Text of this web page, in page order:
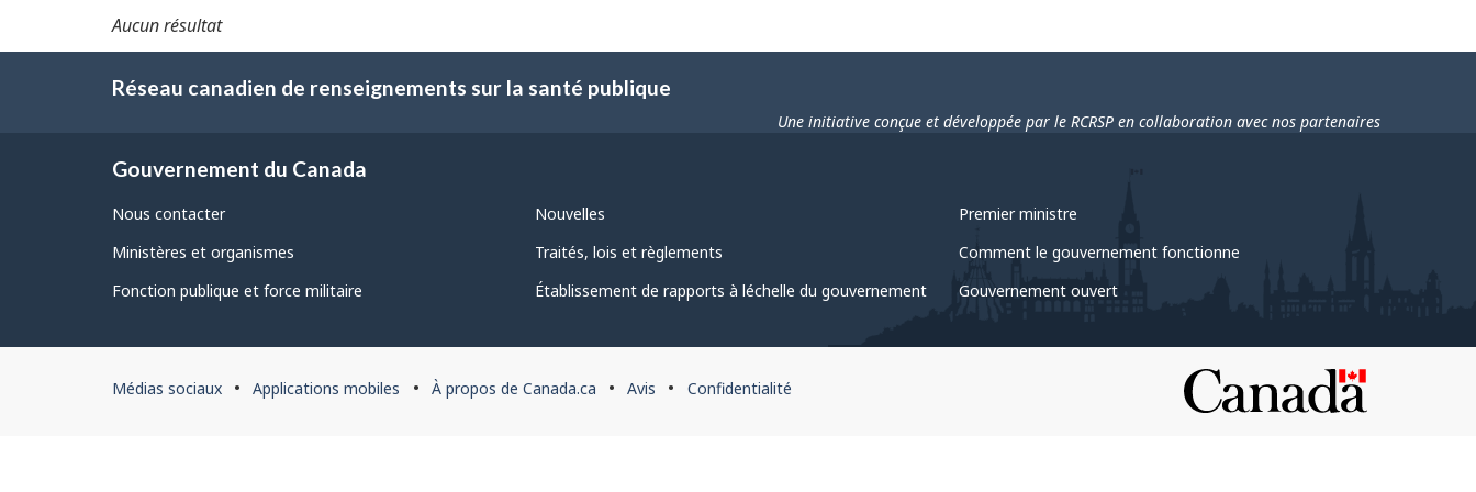
Aucun résultat
Réseau canadien de renseignements sur la santé publique
Une initiative conçue et développée par le RCRSP en collaboration avec nos partenaires
Gouvernement du Canada
Nous contacter
Ministères et organismes
Fonction publique et force militaire
Nouvelles
Traités, lois et règlements
Établissement de rapports à léchelle du gouvernement
Premier ministre
Comment le gouvernement fonctionne
Gouvernement ouvert
À
Médias sociaux Applications mobiles À propos de Canada.ca Avis Confidentialité